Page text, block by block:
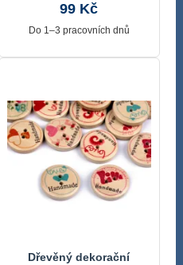
99 Kč
Do 1–3 pracovních dnů
Dřevěný dekorační